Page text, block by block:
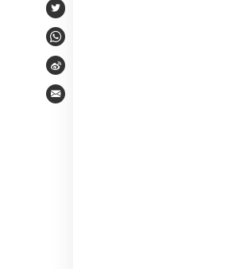
Twitter
WhatsApp
Weibo
Email